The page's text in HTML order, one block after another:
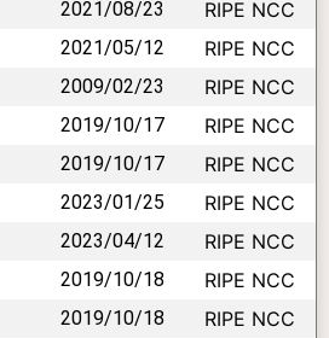
2021/08/23 RIPE NCC
2021/05/12 RIPE NCC
2009/02/23 RIPE NCC
2019/10/17 RIPE NCC
2019/10/17 RIPE NCC
2023/01/25 RIPE NCC
2023/04/12 RIPE NCC
2019/10/18 RIPE NCC
2019/10/18 RIPE NCC